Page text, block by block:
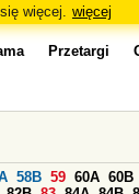
więcej. więcej
Przetargi
58B 59 60A 60B